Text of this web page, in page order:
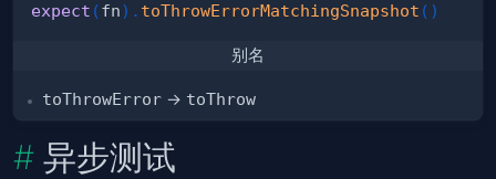
expect (fn) . toThrowErrorMatchingSnapshot ( )
别名
toThrowError → toThrow
异步测试